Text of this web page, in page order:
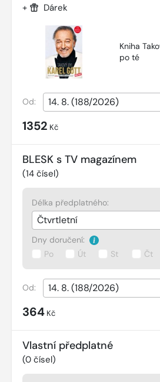
+ Dárek
Kniha
po té
Od:
1352 Kč
BLESK s TV magazínem
(14 čísel)
Délka předplatného:
Dny doručení:
Po
Út St Čt
Od:
364 Kč
Vlastní předplatné
(0 čísel)